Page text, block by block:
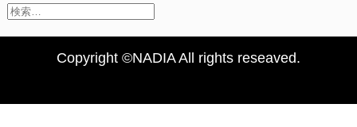
検
Copyright ©NADIA All rights reseaved.